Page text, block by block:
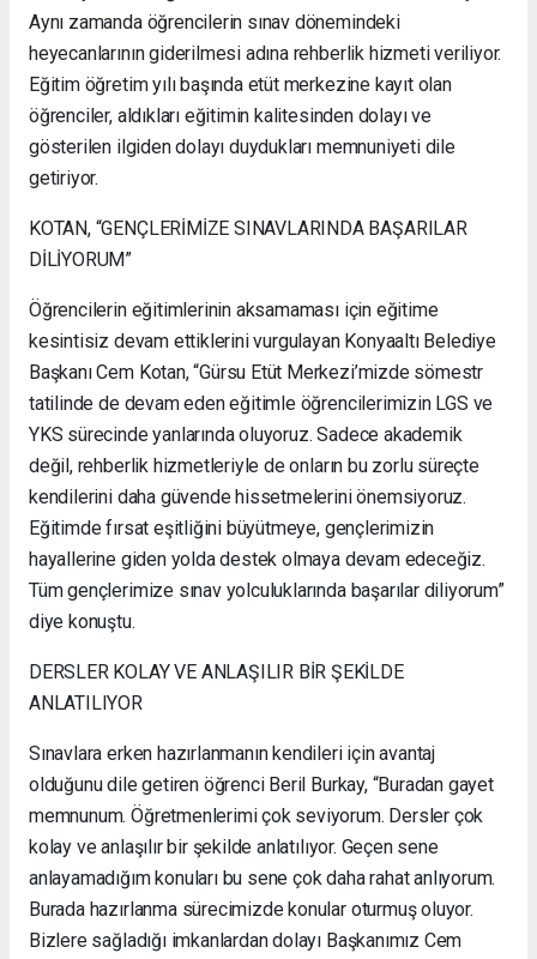
Aynı zamanda öğrencilerin sınav dönemindeki
heyecanlarının giderilmesi adına rehberlik hizmeti veriliyor.
Eğitim öğretim yılı başında etüt merkezine kayıt olan
öğrenciler, aldıkları eğitimin kalitesinden dolayı ve
gösterilen ilgiden dolayı duydukları memnuniyeti dile
getiriyor.
KOTAN, “GENÇLERİMİZE SINAVLARINDA BAŞARILAR
DİLİYORUM”
Öğrencilerin eğitimlerinin aksamaması için eğitime
kesintisiz devam ettiklerini vurgulayan Konyaaltı Belediye
Başkanı Cem Kotan, “Gürsu Etüt Merkezi’mizde sömestr
tatilinde de devam eden eğitimle öğrencilerimizin LGS ve
YKS sürecinde yanlarında oluyoruz. Sadece akademik
değil, rehberlik hizmetleriyle de onların bu zorlu süreçte
kendilerini daha güvende hissetmelerini önemsiyoruz.
Eğitimde fırsat eşitliğini büyütmeye, gençlerimizin
hayallerine giden yolda destek olmaya devam edeceğiz.
Tüm gençlerimize sınav yolculuklarında başarılar diliyorum”
diye konuştu.
DERSLER KOLAY VE ANLAŞILIR BİR ŞEKİLDE
ANLATILIYOR
Sınavlara erken hazırlanmanın kendileri için avantaj
olduğunu dile getiren öğrenci Beril Burkay, “Buradan gayet
memnunum. Öğretmenlerimi çok seviyorum. Dersler çok
kolay ve anlaşılır bir şekilde anlatılıyor. Geçen sene
anlayamadığım konuları bu sene çok daha rahat anlıyorum.
Burada hazırlanma sürecimizde konular oturmuş oluyor.
Bizlere sağladığı imkanlardan dolayı Başkanımız Cem